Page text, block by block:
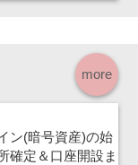
more
ン(暗号資産)の始
確定＆口座開設ま